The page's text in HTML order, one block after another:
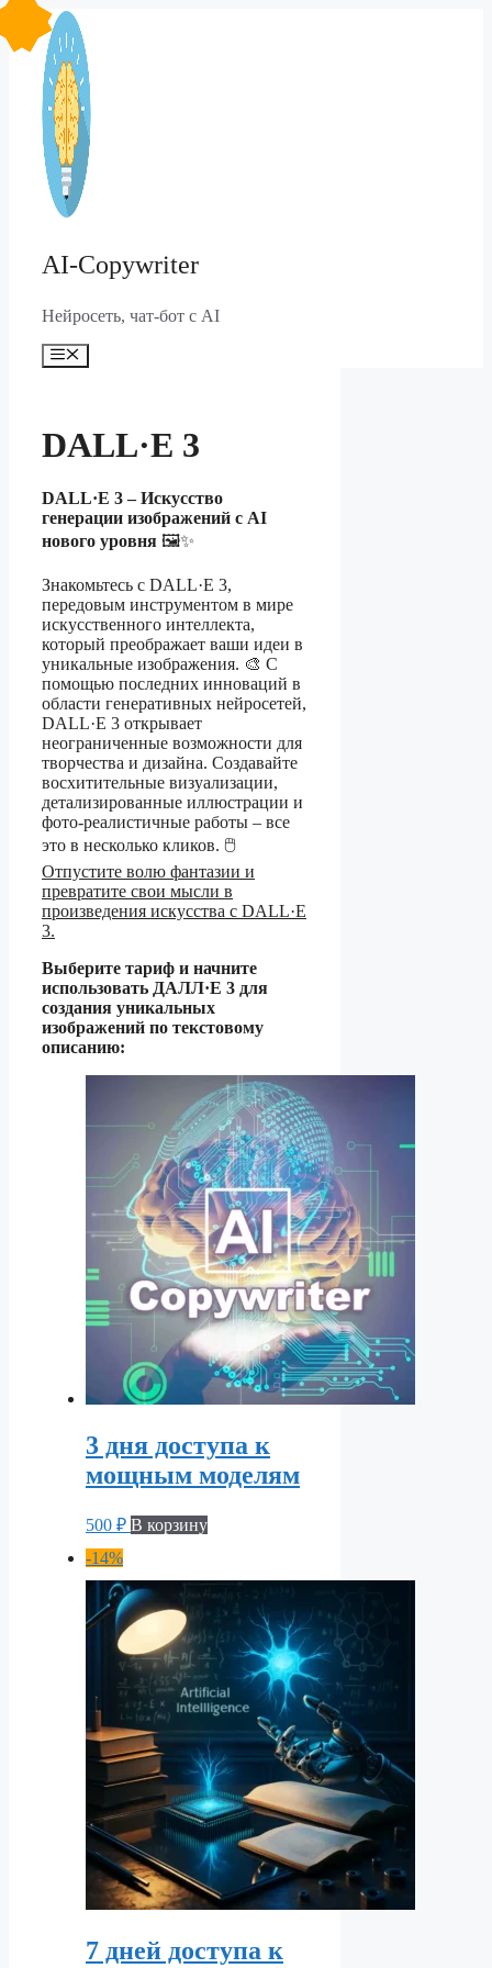
Перейти
содержимому
AI-Copywriter
Нейросеть, чат-бот с AI
Меню
DALL·E 3
DALL·E 3 – Искусство
генерации изображений с AI
нового уровня 🖼✨
Знакомьтесь с DALL·E 3,
передовым инструментом в мире
искусственного интеллекта,
который преображает ваши идеи в
уникальные изображения. 🎨 С
помощью последних инноваций в
области генеративных нейросетей,
DALL·E 3 открывает
неограниченные возможности для
творчества и дизайна. Создавайте
восхитительные визуализации,
детализированные иллюстрации и
фото-реалистичные работы – все
это в несколько кликов. 🖱️
Отпустите волю фантазии и
превратите свои мысли в
произведения искусства с DALL·E
3.
Выберите тариф и начните
использовать ДАЛЛ·Е 3 для
создания уникальных
изображений по текстовому
описанию:
3 дня доступа к
мощным моделям
500 ₽ В корзину
-14%
7 дней доступа к